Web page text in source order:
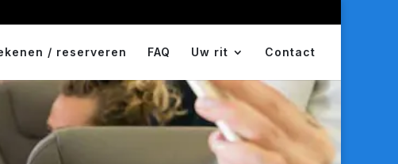
/ reserveren FAQ Uw rit Contact